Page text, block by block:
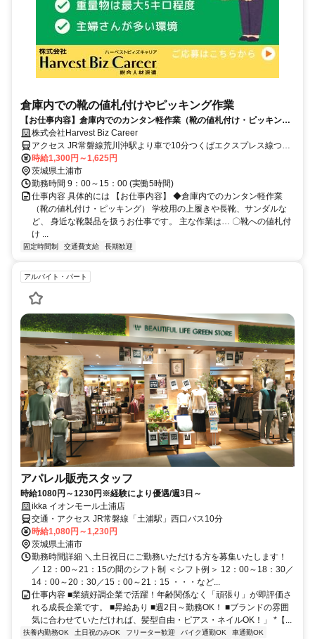
倉庫内での靴の値札付けやピッキング作業
【お仕事内容】倉庫内でのカンタン軽作業（靴の値札付け・ピッキン
グ）株式会社Harvest Biz Career
アクセス JR常磐線荒川沖駅より車で10分つくばエクスプレス線つく
ば駅より車で10分交通費規定内支給（月額20,000円まで支給）※敷
地内駐車場無料
時給1,300円～1,625円
茨城県土浦市
勤務時間 9：00～15：00 (実働5時間)
仕事内容 具体的には 【お仕事内容】 ◆倉庫内でのカンタン軽作業
（靴の値札付け・ピッキング） 学校用の上履きや長靴、サンダルな
ど、 身近な靴製品を扱うお仕事です。 主な作業は… 〇靴への値札付
け ...
固定時間制 交通費支給 長期歓迎
アルバイト・パート
アパレル販売スタッフ
時給1080円～1230円※経験により優遇/週3日～
ikka イオンモール土浦店
交通・アクセス JR常磐線「土浦駅」西口バス10分
時給1,080円～1,230円
茨城県土浦市
勤務時間詳細 ＼土日祝日にご勤務いただける方を募集いたします！
／ 12：00～21：15の間のシフト制 ＜シフト例＞ 12：00～18：30／
14：00～20：30／15：00～21：15 ・・・など...
仕事内容 ■業績好調企業で活躍！年齢関係なく「頑張り」が即評価さ
れる成長企業です。 ■昇給あり ■週2日～勤務OK！ ■ブランドの雰囲
気に合わせていただければ、髪型自由・ピアス・ネイルOK！」 *【...
扶養内勤務OK 土日祝のみOK フリーター歓迎 バイク通勤OK
車通勤OK